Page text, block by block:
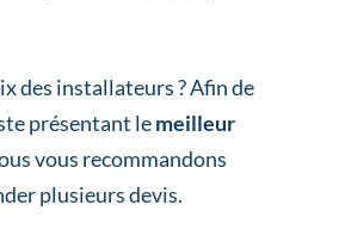
des installateurs ? Afin de
présentant lemeilleur
vous recommandons
plusieurs devis.